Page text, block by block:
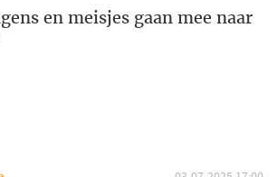
en meisjes gaan mee naar